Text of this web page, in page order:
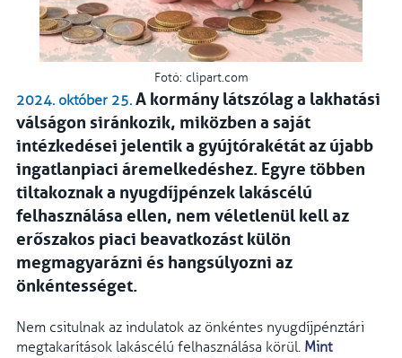
Fotó: clipart.com
2024. október 25. A kormány látszólag a lakhatási
válságon siránkozik, miközben a saját
intézkedései jelentik a gyújtórakétát az újabb
ingatlanpiaci áremelkedéshez. Egyre többen
tiltakoznak a nyugdíjpénzek lakáscélú
felhasználása ellen, nem véletlenül kell az
erőszakos piaci beavatkozást külön
megmagyarázni és hangsúlyozni az
önkéntességet.
Nem csitulnak az indulatok az önkéntes nyugdíjpénztári
megtakarítások lakáscélú felhasználása körül. Mint